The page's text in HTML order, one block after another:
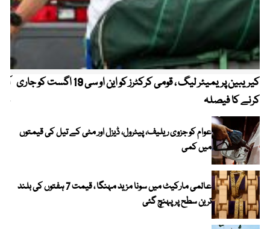
کیریبین پریمیئر لیگ ، قومی کرکٹرز کو این او سی 19 اگست کو جاری
کرنے کا فیصلہ
عوام کو جزوی ریلیف، پیٹرول، ڈیزل اور مٹی کے تیل کی قیمتوں
میں کمی
عالمی مارکیٹ میں سونا مزید مہنگا ، قیمت 7 ہفتوں کی بلند
ترین سطح پر پہنچ گئی